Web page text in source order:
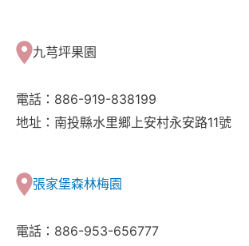
九芎坪果園
電話：886-919-838199
地址：南投縣水里鄉上安村永安路11號
張家堡森林梅園
電話：886-953-656777